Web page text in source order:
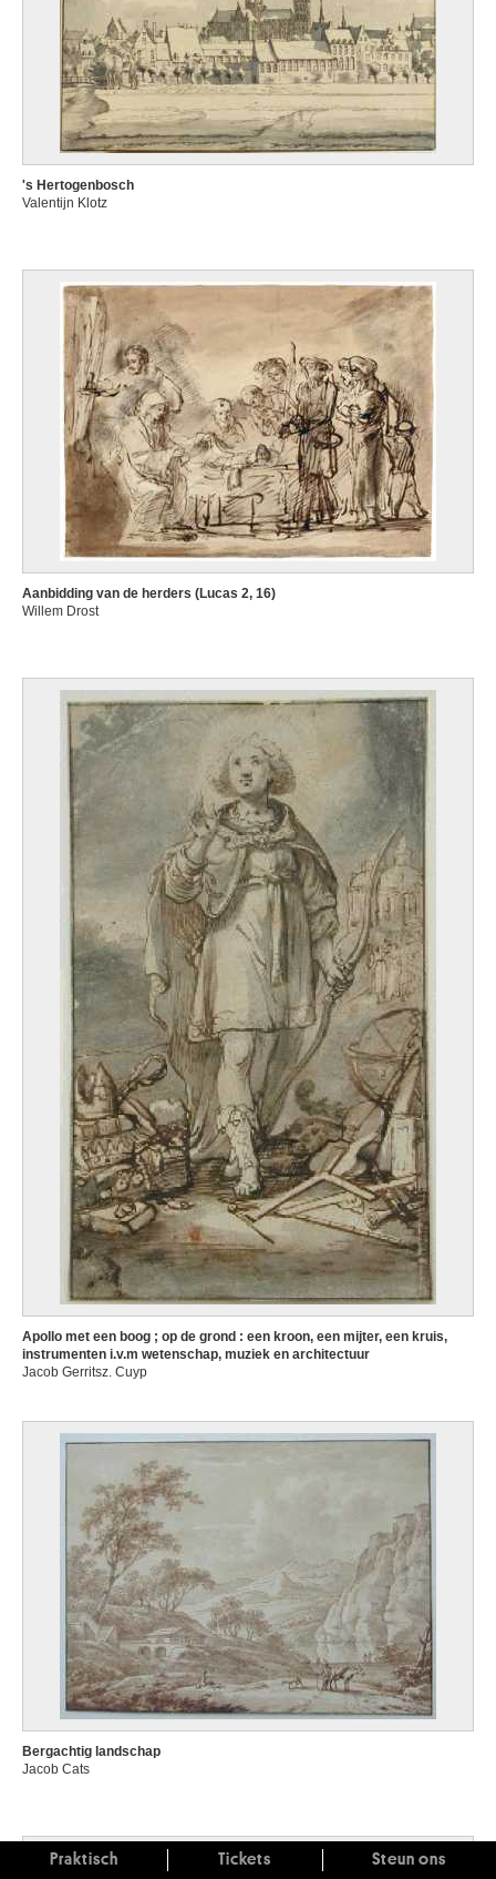
's Hertogenbosch
Valentijn Klotz
Aanbidding van de herders (Lucas 2, 16)
Willem Drost
Apollo met een boog ; op de grond : een kroon, een mijter, een kruis,
instrumenten i.v.m wetenschap, muziek en architectuur
Jacob Gerritsz. Cuyp
Bergachtig landschap
Jacob Cats
Praktisch Tickets Steun ons